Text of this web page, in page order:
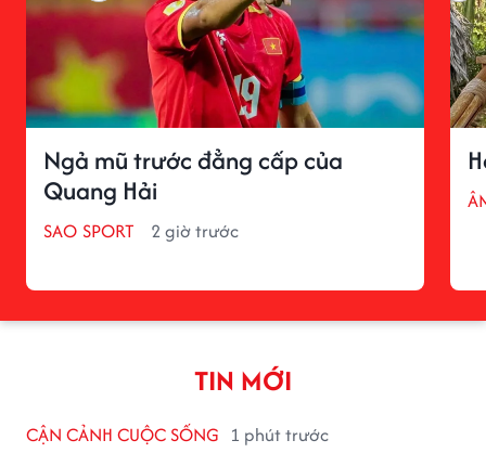
Ngả mũ trước đẳng cấp của
Quang Hải
SAO SPORT 2 giờ trước
TIN MỚI
CẬN CẢNH CUỘC SỐNG 1 phút trước